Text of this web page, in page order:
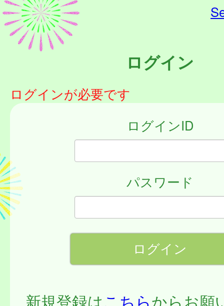
ログイン
ログインが必要です
ログインID
パスワード
新規登録はこちらからお願